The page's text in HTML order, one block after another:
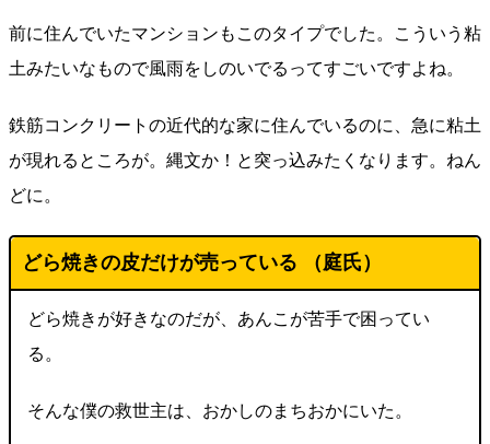
前に住んでいたマンションもこのタイプでした。こういう粘
土みたいなもので風雨をしのいでるってすごいですよね。
鉄筋コンクリートの近代的な家に住んでいるのに、急に粘土
が現れるところが。縄文か！と突っ込みたくなります。ねん
どに。
どら焼きの皮だけが売っている （庭氏）
どら焼きが好きなのだが、あんこが苦手で困ってい
る。
そんな僕の救世主は、おかしのまちおかにいた。